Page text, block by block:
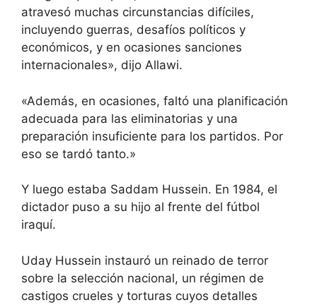
atravesó muchas circunstancias difíciles,
incluyendo guerras, desafíos políticos y
económicos, y en ocasiones sanciones
internacionales», dijo Allawi.
«Además, en ocasiones, faltó una planificación
adecuada para las eliminatorias y una
preparación insuficiente para los partidos. Por
eso se tardó tanto.»
Y luego estaba Saddam Hussein. En 1984, el
dictador puso a su hijo al frente del fútbol
iraquí.
Uday Hussein instauró un reinado de terror
sobre la selección nacional, un régimen de
castigos crueles y torturas cuyos detalles